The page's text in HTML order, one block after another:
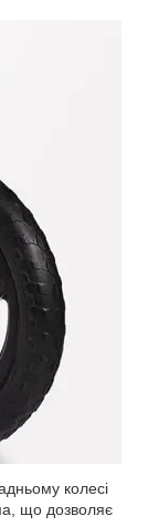
колесі
що дозволяє